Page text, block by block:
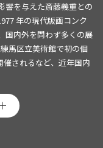
響を与えた斎藤義重との
年の現代版画コンク
国内外を問わず多くの展
馬区立美術館で初の個
されるなど、近年国内